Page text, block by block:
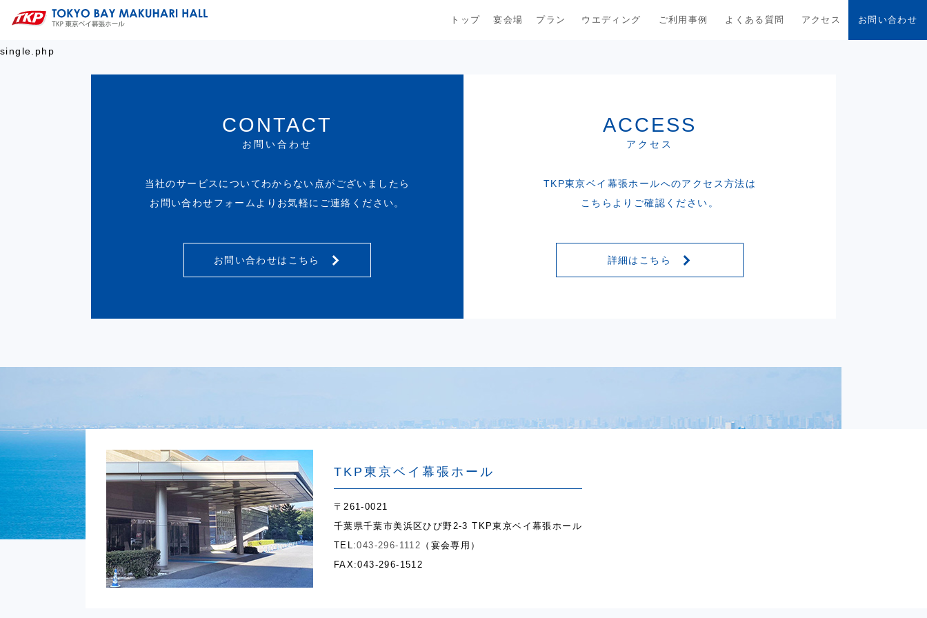
トップ 宴会場 プラン ウエディング ご利用事例 よくある質問 アクセス お問い合わせ
single.php
CONTACT
お問い合わせ
当社のサービスについてわからない点がございましたら
お問い合わせフォームよりお気軽にご連絡ください。
お問い合わせはこちら
ACCESS
アクセス
TKP東京ベイ幕張ホールへのアクセス方法は
こちらよりご確認ください。
詳細はこちら
TKP東京ベイ幕張ホール
〒261-0021
千葉県千葉市美浜区ひび野2-3 TKP東京ベイ幕張ホール
TEL:043-296-1112 （宴会専用）
FAX:043-296-1512